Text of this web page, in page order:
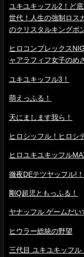
ユキユキッフル2！ど
世代！人生の強制ロス
のクリスタルキングボ
ヒロコンプレックス
ャアラフィフ女子のめ
ユキユキッフル3！
萌えっふる！
天にまします我ら！
ヒロシッフル！ヒロシ
ヒロユキユキッフル
徹夜DEテツヤッフル!
剛Q超児ともっふる！
ヤナッフル ゲームだい
ヒウラー総統の野望
三代目 ユキユキッフ